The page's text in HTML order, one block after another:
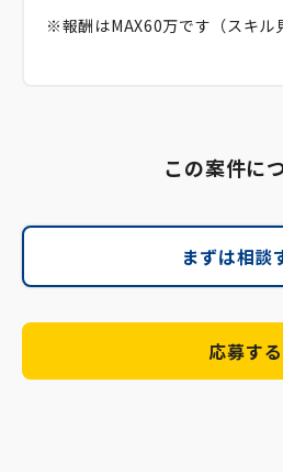
※報酬はMAX60万です（スキル
この案件に
まずは相談
応募する